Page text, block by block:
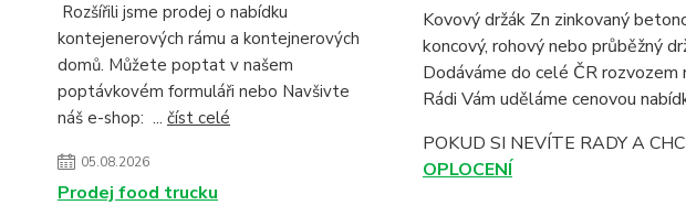
Rozšířili jsme prodej o nabídku
kontejenerových rámu a kontejnerových
domů. Můžete poptat v našem
poptávkovém formuláři nebo Navšivte
náš e-shop: ... číst celé
05.08.2026
Prodej food trucku
Kovový držák Zn zinkovaný
koncový, rohový nebo průběžný
Dodáváme do celé ČR
Rádi Vám uděláme cenovou
POKUD SI NEVÍTE RADY A
OPLOCENÍ